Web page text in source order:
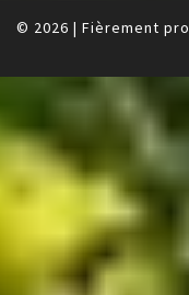
© 2026 | Fièrement